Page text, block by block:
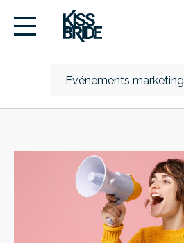
Evénements marketing